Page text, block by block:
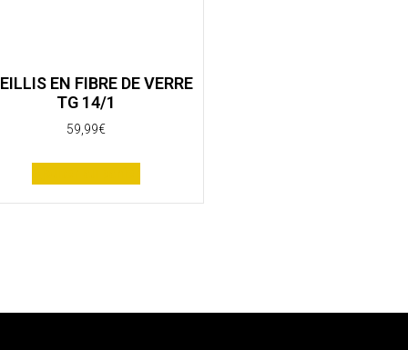
EN FIBRE DE VERRE
TG 14/1
59,99€